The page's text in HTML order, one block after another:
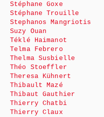
Stéphane Goxe
Stéphane Trouille
Stephanos Mangriotis
Suzy Ouan
Téklé Haimanot
Telma Febrero
Thelma Susbielle
Théo Stoeffler
Theresa Kühnert
Thibault Mazé
Thibaut Gauthier
Thierry Chatbi
Thierry Claux